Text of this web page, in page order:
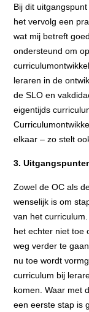
Bij dit
het vervolg een
wat mij betreft
ondersteund om
leraren in de
de SLO en
eigentijds
elkaar – zo stelt
3.
Zowel de OC als
wenselijk is om
van het
het echter niet toe
weg verder te
nu toe wordt
curriculum bij
komen. Waar met
een eerste stap is